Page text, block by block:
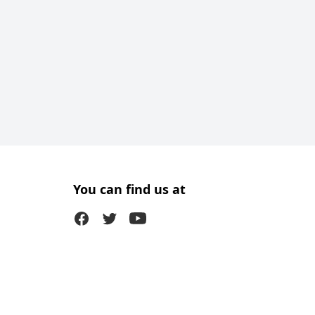
You can find us at
FacebookTwitter (X)Youtube